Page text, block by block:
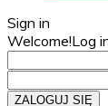
Sign in
Welcome!Log